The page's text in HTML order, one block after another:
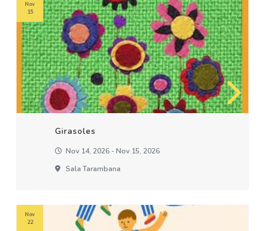
Girasoles
Nov 14, 2026 - Nov 15, 2026
Sala Tarambana
Nov
15
Nov
22